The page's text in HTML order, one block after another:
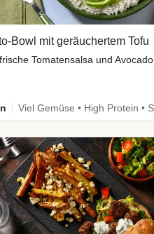
Bowl mit geräuchertem Tofu
Tomatensalsa und Avocado